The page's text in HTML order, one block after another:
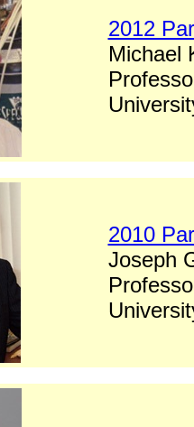
2012
Michael
2010
Joseph